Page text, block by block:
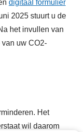
digitaal formulier
2025 stuurt u de
het invullen van
uw CO2-
Het
wil daarom